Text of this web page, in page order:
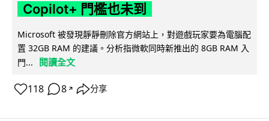
Copilot+ 門檻也未到
Microsoft 被發現靜靜刪除官方網站上，對遊戲玩家要為電腦配
置 32GB RAM 的建議。分析指微軟同時新推出的 8GB RAM 入
門...
閱讀全文
118 8 ↗ 分享